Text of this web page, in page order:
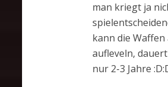
man kriegt ja
kann die Waffen
aufleveln,
nur 2-3 Jahre